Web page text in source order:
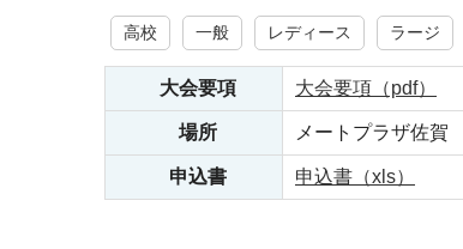
高校 一般 レディース ラージ
大会要項 大会要項（pdf）
場所 メートプラザ佐賀
申込書 申込書（xls）